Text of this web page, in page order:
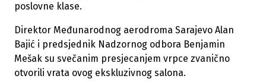
poslovne klase.
Direktor Međunarodnog aerodroma Sarajevo Alan
Bajić i predsjednik Nadzornog odbora Benjamin
Mešak su svečanim presjecanjem vrpce zvanično
otvorili vrata ovog ekskluzivnog salona.